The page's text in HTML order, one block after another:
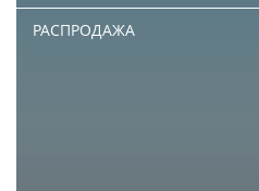
РАСПРОДАЖА